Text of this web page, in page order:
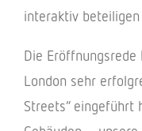
inter­ak­tiv betei­li­gen
Die Eröff­nungs­rede
London sehr
Streets“ einge­führt